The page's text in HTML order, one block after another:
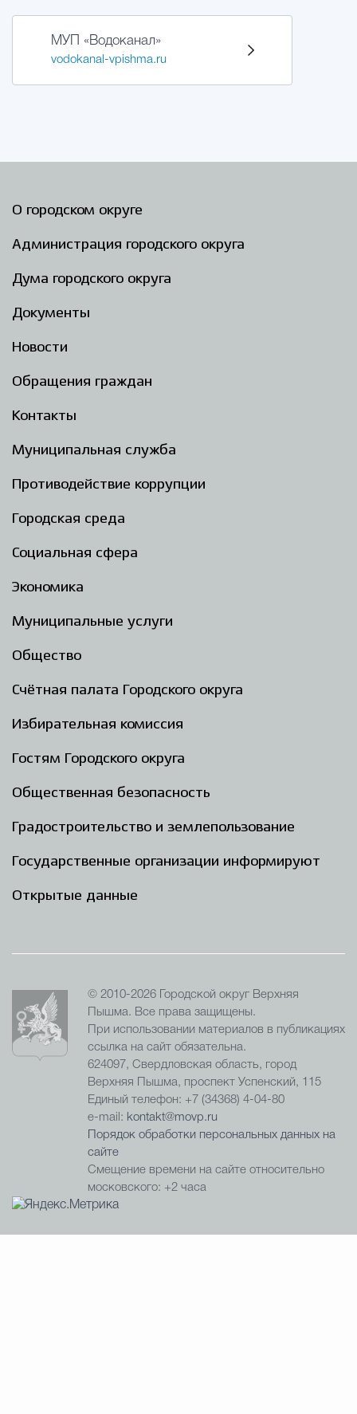
МУП «Водоканал»
vodokanal-vpishma.ru
О городском округе
Администрация городского округа
Дума городского округа
Документы
Новости
Обращения граждан
Контакты
Муниципальная служба
Противодействие коррупции
Городская среда
Социальная сфера
Экономика
Муниципальные услуги
Общество
Счётная палата Городского округа
Избирательная комиссия
Гостям Городского округа
Общественная безопасность
Градостроительство и землепользование
Государственные организации информируют
Открытые данные
© 2010-2026 Городской округ Верхняя
Пышма. Все права защищены.
При использовании материалов в публикациях
ссылка на сайт обязательна.
624097, Свердловская область, город
Верхняя Пышма, проспект Успенский, 115
Единый телефон: +7 (34368) 4-04-80
e-mail: kontakt@movp.ru
Порядок обработки персональных данных на
сайте
Смещение времени на сайте относительно
московского: +2 часа